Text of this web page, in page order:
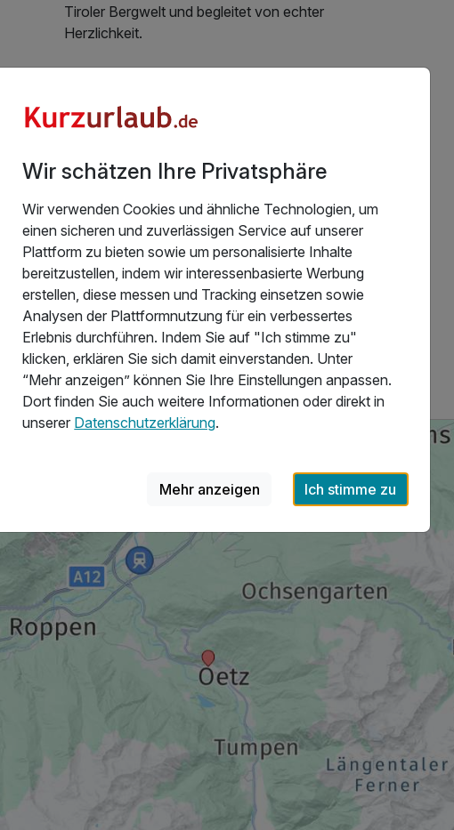
Tiroler Bergwelt und begleitet von echter
Herzlichkeit.
Hoteladresse
Wir schätzen Ihre Privatsphäre
Wir verwenden Cookies und ähnliche Technologien, um
einen sicheren und zuverlässigen Service auf unserer
Plattform zu bieten sowie um personalisierte Inhalte
bereitzustellen, indem wir interessenbasierte Werbung
erstellen, diese messen und Tracking einsetzen sowie
Analysen der Plattformnutzung für ein verbessertes
Erlebnis durchführen. Indem Sie auf "Ich stimme zu"
klicken, erklären Sie sich damit einverstanden. Unter
“Mehr anzeigen” können Sie Ihre Einstellungen anpassen.
Dort finden Sie auch weitere Informationen oder direkt in
unserer Datenschutzerklärung.
Mehr anzeigen Ich stimme zu